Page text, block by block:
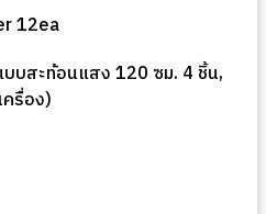
12ea
บสะท้อนแสง 120 ซม. 4 ชิ้น,
รื่อง)